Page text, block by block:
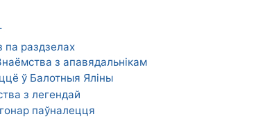
па раздзелах
з апавядальнікам
ў Балотныя Яліны
з легендай
паўналецця